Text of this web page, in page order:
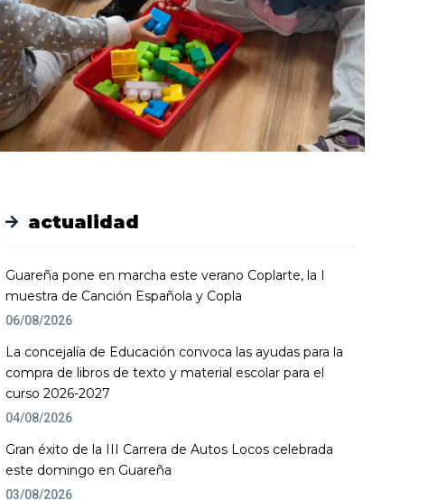
actualidad
Guareña pone en marcha este verano Coplarte, la I
muestra de Canción Española y Copla
06/08/2026
La concejalía de Educación convoca las ayudas para la
compra de libros de texto y material escolar para el
curso 2026-2027
04/08/2026
Gran éxito de la III Carrera de Autos Locos celebrada
este domingo en Guareña
03/08/2026